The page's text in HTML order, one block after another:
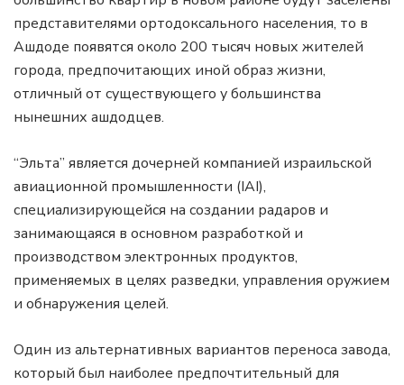
представителями ортодоксального населения, то в
Ашдоде появятся около 200 тысяч новых жителей
города, предпочитающих иной образ жизни,
отличный от существующего у большинства
нынешних ашдодцев.
“Эльта” является дочерней компанией израильской
авиационной промышленности (IAI),
специализирующейся на создании радаров и
занимающаяся в основном разработкой и
производством электронных продуктов,
применяемых в целях разведки, управления оружием
и обнаружения целей.
Один из альтернативных вариантов переноса завода,
который был наиболее предпочтительный для